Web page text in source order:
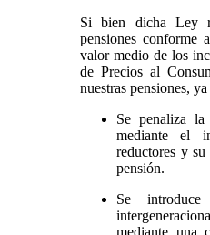
Si bien dicha Ley
pensiones conforme
valor medio de los
de Precios al
nuestras pensiones, ya
Se penaliza la
mediante el
reductores y
pensión.
Se
mediante una